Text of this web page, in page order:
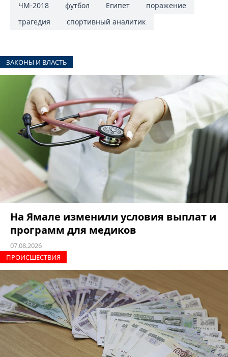
ЧМ-2018 футбол Египет
поражение
трагедия
спортивный аналитик
ЗАКОНЫ И ВЛАСТЬ
На Ямале изменили условия выплат и
программ для медиков
07.08.2026
ПРОИCШЕСТВИЯ